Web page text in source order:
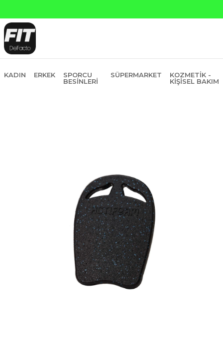
KADIN ERKEK
SPORCU
BESINLERI
SÜPERMARKET
KOZMETIK -
KIŞISEL BAKIM